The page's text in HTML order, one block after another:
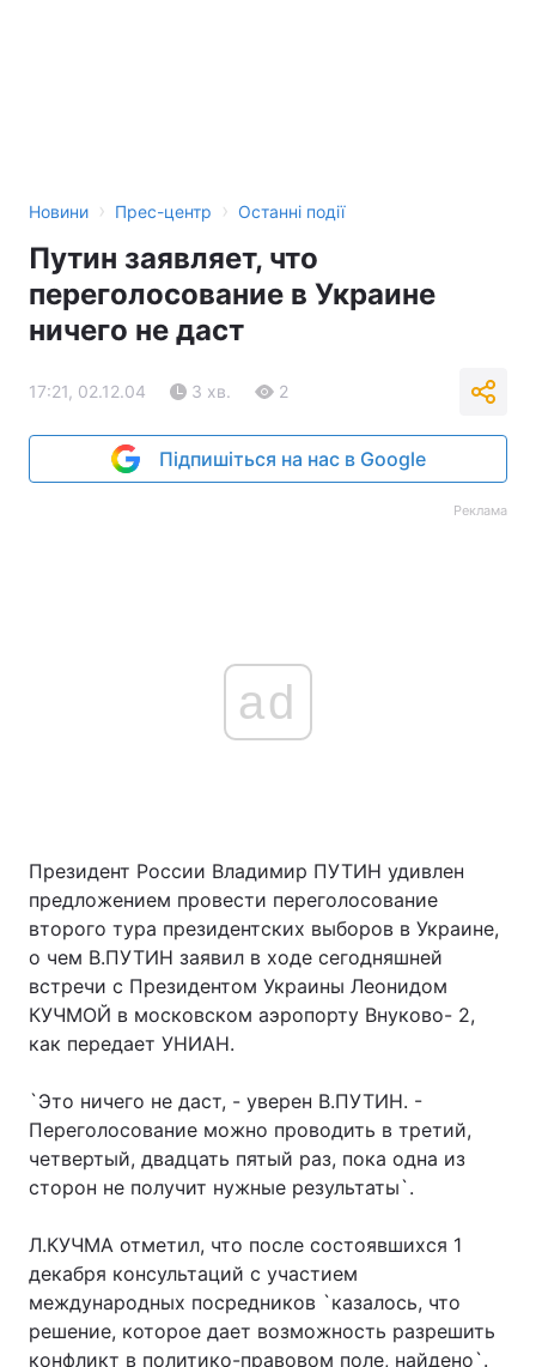
Новини › Прес-центр › Останні події
Путин заявляет, что
переголосование в Украине
ничего не даст
17:21, 02.12.04 3 хв. 2
Підпишіться на нас в Google
Реклама
ad
Президент России Владимир ПУТИН удивлен
предложением провести переголосование
второго тура президентских выборов в Украине,
о чем В.ПУТИН заявил в ходе сегодняшней
встречи с Президентом Украины Леонидом
КУЧМОЙ в московском аэропорту Внуково- 2,
как передает УНИАН.
`Это ничего не даст, - уверен В.ПУТИН. -
Переголосование можно проводить в третий,
четвертый, двадцать пятый раз, пока одна из
сторон не получит нужные результаты`.
Л.КУЧМА отметил, что после состоявшихся 1
декабря консультаций с участием
международных посредников `казалось, что
решение, которое дает возможность разрешить
конфликт в политико-правовом поле, найдено`.